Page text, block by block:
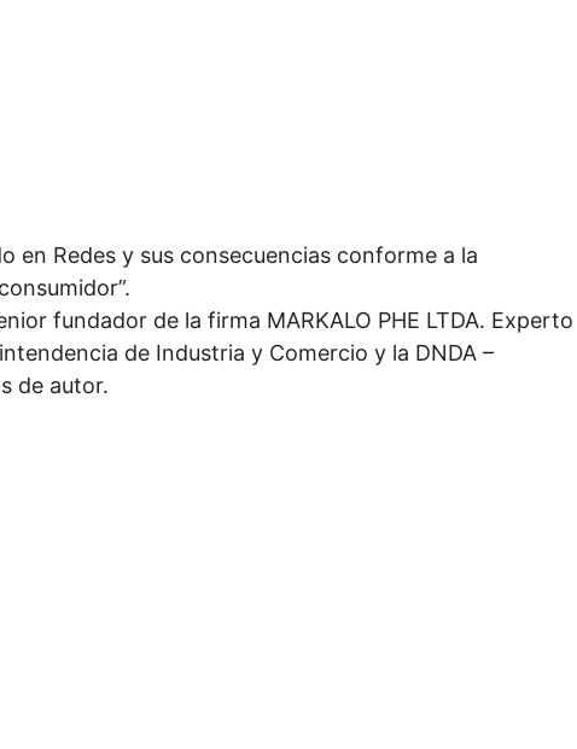
en Redes y sus consecuencias conforme a la
fundador de la firma MARKALO PHE LTDA. Experto
de Industria y Comercio y la DNDA –
de autor.